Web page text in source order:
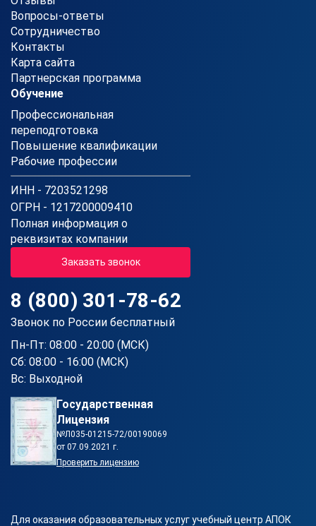
Вопросы-ответы
Сотрудничество
Контакты
Карта сайта
Партнерская программа
Обучение
Профессиональная
переподготовка
Повышение квалификации
Рабочие профессии
ИНН - 7203521298
ОГРН - 1217200009410
Полная информация о
реквизитах компании
Заказать звонок
8 (800) 301-78-62
Звонок по России бесплатный
Пн-Пт: 08:00 - 20:00 (МСК)
Сб: 08:00 - 16:00 (МСК)
Вс: Выходной
Государственная
Лицензия
№Л035-01215-72/00190069
от 07.09.2021 г.
Проверить лицензию
Для оказания образовательных услуг учебный центр АПОК